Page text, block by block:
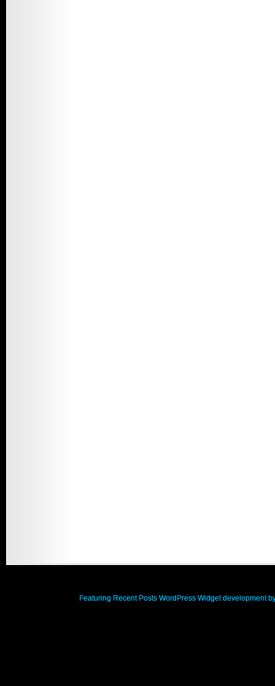
Featuring Recent Posts WordPress Widget development